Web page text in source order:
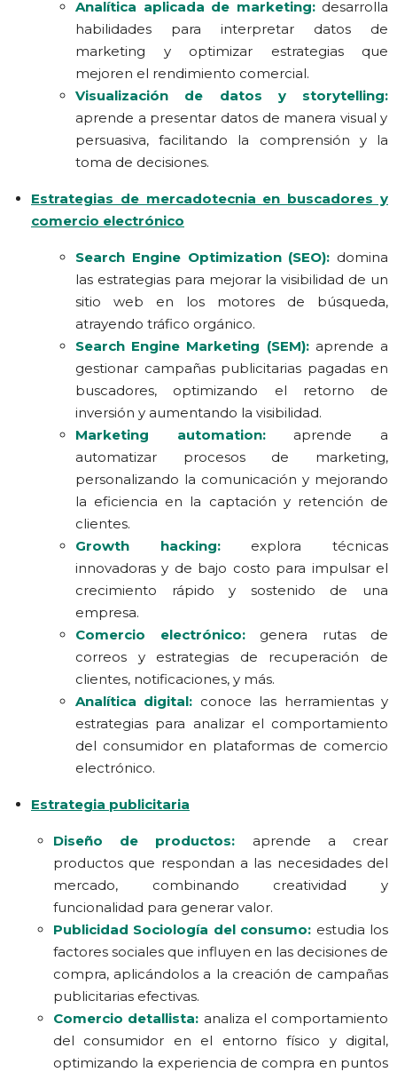
Analítica aplicada de marketing:desarrolla
habilidades para interpretar datos de
marketing y optimizar estrategias que
mejoren el rendimiento comercial.
Visualización de datos y storytelling:
aprende a presentar datos de manera visual y
persuasiva, facilitando la comprensión y la
toma de decisiones.
Estrategias de mercadotecnia en buscadores y
comercio electrónico
Search Engine Optimization (SEO): domina
las estrategias para mejorar la visibilidad de un
sitio web en los motores de búsqueda,
atrayendo tráfico orgánico.
Search Engine Marketing (SEM):aprende a
gestionar campañas publicitarias pagadas en
buscadores, optimizando el retorno de
inversión y aumentando la visibilidad.
Marketing automation:aprende a
automatizar procesos de marketing,
personalizando la comunicación y mejorando
la eficiencia en la captación y retención de
clientes.
Growth hacking:explora técnicas
innovadoras y de bajo costo para impulsar el
crecimiento rápido y sostenido de una
empresa.
Comercio electrónico:
genera rutas de
correos y estrategias de recuperación de
clientes, notificaciones, y más.
Analítica digital: conoce las herramientas y
estrategias para analizar el comportamiento
del consumidor en plataformas de comercio
electrónico.
Estrategia publicitaria
Diseño de productos: aprende a crear
productos que respondan a las necesidades del
mercado, combinando creatividad y
funcionalidad para generar valor.
Publicidad Sociología del consumo: estudia los
factores sociales que influyen en las decisiones de
compra, aplicándolos a la creación de campañas
publicitarias efectivas.
Comercio detallista: analiza el comportamiento
del consumidor en el entorno físico y digital,
optimizando la experiencia de compra en puntos